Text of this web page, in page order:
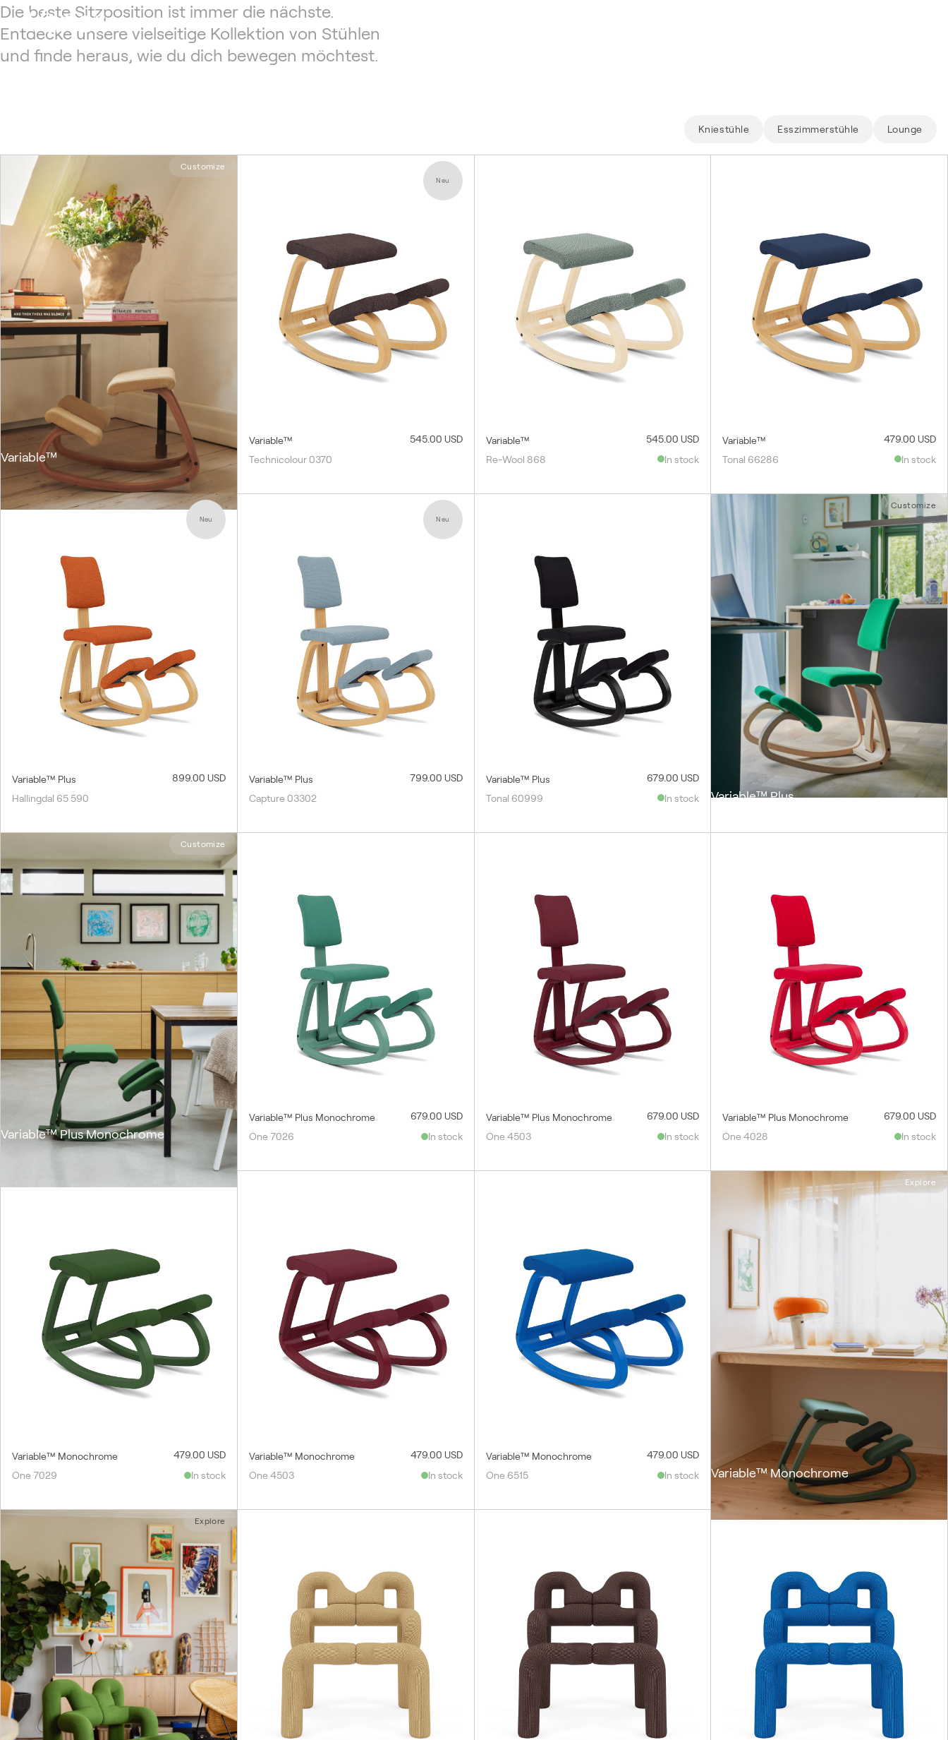
Die beste Sitzposition ist immer die nächste.
Entdecke unsere vielseitige Kollektion von Stühlen
und finde heraus, wie du dich bewegen möchtest.
Kniestühle Esszimmerstühle Lounge
Variable™
Customize
Neu
Variable™
545.00 USD
Technicolour 0370
Variable™
545.00 USD
Re-Wool 868
In stock
Variable™
479.00 USD
Tonal 66286
In stock
Neu
Variable™ Plus
899.00 USD
Hallingdal 65 590
Neu
Variable™ Plus
799.00 USD
Capture 03302
Variable™ Plus
679.00 USD
Tonal 60999
In stock Variable™ Plus
Customize
Variable™ Plus Monochrome
Customize
Variable™ Plus Monochrome
679.00 USD
One 7026
In stock
Variable™ Plus Monochrome
679.00 USD
One 4503
In stock
Variable™ Plus Monochrome
679.00 USD
One 4028
In stock
Variable™ Monochrome
479.00 USD
One 7029
In stock
Variable™ Monochrome
479.00 USD
One 4503
In stock
Variable™ Monochrome
479.00 USD
One 6515
In stock Variable™ Monochrome
Explore
Explore